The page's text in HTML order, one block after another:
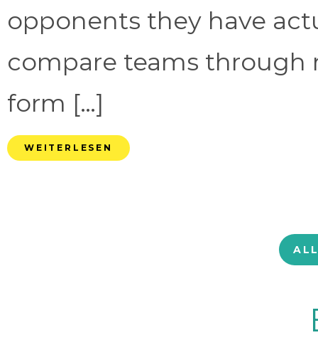
opponents they have
compare teams through
form […]
WEITERLESEN